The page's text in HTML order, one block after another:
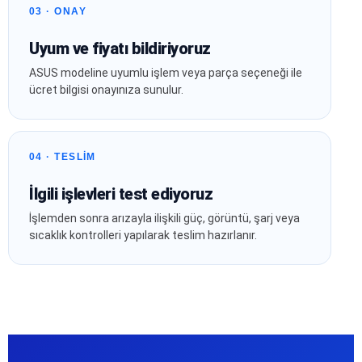
03 · ONAY
Uyum ve fiyatı bildiriyoruz
ASUS modeline uyumlu işlem veya parça seçeneği ile
ücret bilgisi onayınıza sunulur.
04 · TESLİM
İlgili işlevleri test ediyoruz
İşlemden sonra arızayla ilişkili güç, görüntü, şarj veya
sıcaklık kontrolleri yapılarak teslim hazırlanır.